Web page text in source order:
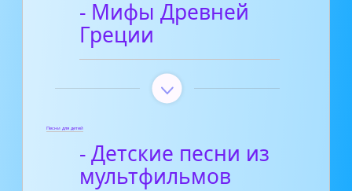
- Мифы Древней
Греции
Песни для детей
- Детские песни из
мультфильмов